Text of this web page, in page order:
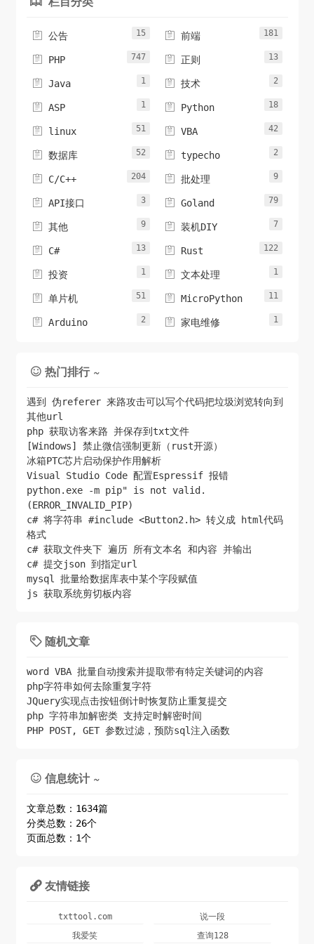
 公告 15  前端 181
 PHP 747  正则 13
 Java 1  技术 2
 ASP 1  Python 18
 linux 51  VBA 42
 数据库 52  typecho 2
 C/C++ 204  批处理 9
 API接口 3  Goland 79
 其他 9  装机DIY 7
 C# 13  Rust 122
 投资 1  文本处理 1
 单片机 51  MicroPython 11
 Arduino 2  家电维修 1
 热门排行 ~
遇到 伪referer 来路攻击可以写个代码把垃圾浏览转向到
其他url
php 获取访客来路 并保存到txt文件
[Windows] 禁止微信强制更新（rust开源）
冰箱PTC芯片启动保护作用解析
Visual Studio Code 配置Espressif 报错
python.exe -m pip" is not valid.
(ERROR_INVALID_PIP)
c# 将字符串 #include <Button2.h> 转义成 html代码
格式
c# 获取文件夹下 遍历 所有文本名 和内容 并输出
c# 提交json 到指定url
mysql 批量给数据库表中某个字段赋值
js 获取系统剪切板内容
 随机文章
word VBA 批量自动搜索并提取带有特定关键词的内容
php字符串如何去除重复字符
JQuery实现点击按钮倒计时恢复防止重复提交
php 字符串加解密类 支持定时解密时间
PHP POST, GET 参数过滤，预防sql注入函数
 信息统计 ~
文章总数：1634篇
分类总数：26个
页面总数：1个
 友情链接
txttool.com
说一段
我爱笑
查询128